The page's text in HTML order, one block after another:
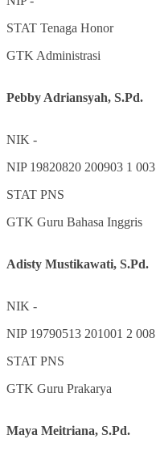
STAT Tenaga Honor
GTK Administrasi
Pebby Adriansyah, S.Pd.
NIK -
NIP 19820820 200903 1 003
STAT PNS
GTK Guru Bahasa Inggris
Adisty Mustikawati, S.Pd.
NIK -
NIP 19790513 201001 2 008
STAT PNS
GTK Guru Prakarya
Maya Meitriana, S.Pd.